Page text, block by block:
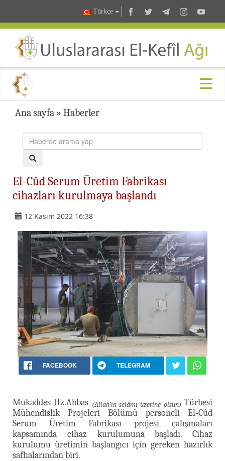
Türkçe
Ana sayfa » Haberler
El-Cûd Serum Üretim Fabrikası
cihazları kurulmaya başlandı
12 Kasım 2022 16:38
FACEBOOK TELEGRAM
Mukaddes Hz.Abbas (Allah’ın selâmı üzerine olsun) Türbesi
Mühendislik Projeleri Bölümü personeli El-Cûd
Serum Üretim Fabrikası projesi çalışmaları
kapsamında cihaz kurulumuna başladı. Cihaz
kurulumu üretimin başlangıcı için gereken hazırlık
safhalarından biri.